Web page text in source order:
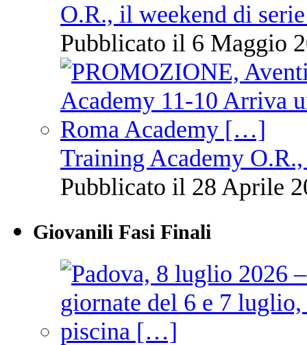
O.R., il weekend di
Pubblicato il 6 Maggio
Training Academy
Pubblicato il 28 Aprile
Giovanili Fasi Finali